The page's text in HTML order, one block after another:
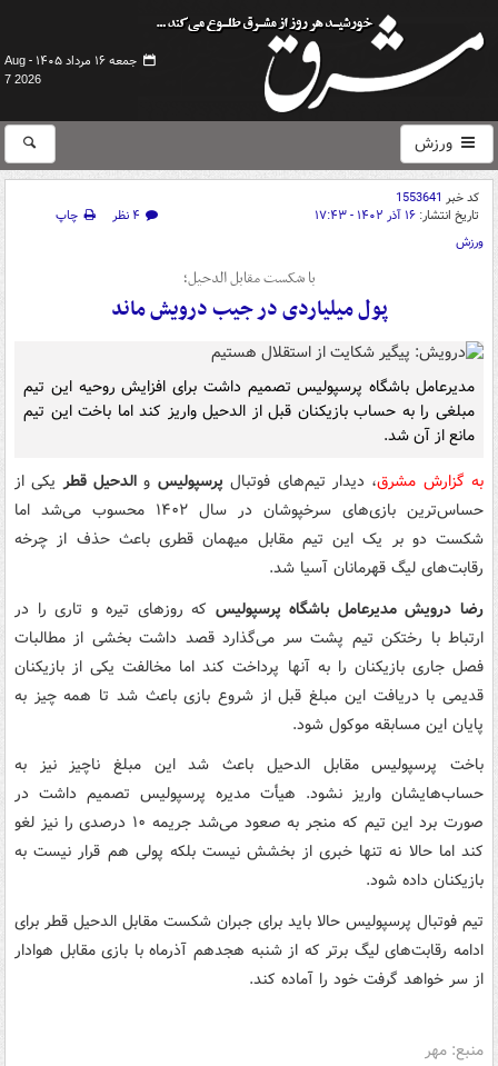
جمعه ۱۶ مرداد ۱۴۰۵ -
Aug
7 2026
ورزش
کد خبر 1553641
تاریخ انتشار: ۱۶ آذر ۱۴۰۲ - ۱۷:۴۳ ۴ نظر
چاپ
ورزش
با شکست مقابل الدحیل؛
پول میلیاردی در جیب درویش ماند
مدیرعامل باشگاه پرسپولیس تصمیم داشت برای افزایش روحیه این تیم
مبلغی را به حساب بازیکنان قبل از الدحیل واریز کند اما باخت این تیم
مانع از آن شد.
به گزارش مشرق، دیدار تیم‌های فوتبال پرسپولیس و الدحیل قطریکی از
حساس‌ترین بازی‌های سرخپوشان در سال ۱۴۰۲ محسوب می‌شد اما
شکست دو بر یک این تیم مقابل میهمان قطری باعث حذف از چرخه
رقابت‌های لیگ قهرمانان آسیا شد.
رضا درویش مدیرعامل باشگاه پرسپولیس که روزهای تیره و تاری را در
ارتباط با رختکن تیم پشت سر می‌گذارد قصد داشت بخشی از مطالبات
فصل جاری بازیکنان را به آنها پرداخت کند اما مخالفت یکی از بازیکنان
قدیمی با دریافت این مبلغ قبل از شروع بازی باعث شد تا همه چیز به
پایان این مسابقه موکول شود.
باخت پرسپولیس مقابل الدحیل باعث شد این مبلغ ناچیز نیز به
حساب‌هایشان واریز نشود. هیأت مدیره پرسپولیس تصمیم داشت در
صورت برد این تیم که منجر به صعود می‌شد جریمه ۱۰ درصدی را نیز لغو
کند اما حالا نه تنها خبری از بخشش نیست بلکه پولی هم قرار نیست به
بازیکنان داده شود.
تیم فوتبال پرسپولیس حالا باید برای جبران شکست مقابل الدحیل قطر برای
ادامه رقابت‌های لیگ برتر که از شنبه هجدهم آذرماه با بازی مقابل هوادار
از سر خواهد گرفت خود را آماده کند.
منبع: مهر